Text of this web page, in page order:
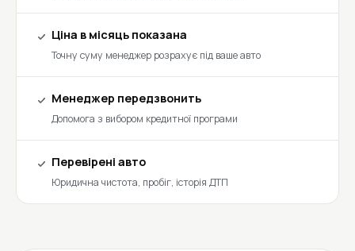
Ціна в місяць показана
Точну суму менеджер розрахує під ваше авто
Менеджер передзвонить
Допомога з вибором кредитної програми
Перевірені авто
Юридична чистота, пробіг, історія ДТП